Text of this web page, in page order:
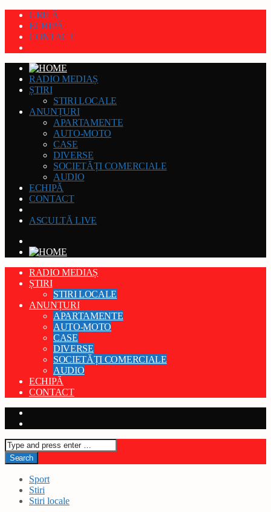
GRILĂ
ECHIPĂ
CONTACT
RADIO MEDIAȘ
ȘTIRI
STIRI LOCALE
ANUNȚURI
APARTAMENTE
AUTO-MOTO
CASE
DIVERSE
SOCIETĂȚI COMERCIALE
AUDIO
ECHIPĂ
CONTACT
ASCULTĂ LIVE
RADIO MEDIAȘ
ȘTIRI
STIRI LOCALE
ANUNȚURI
APARTAMENTE
AUTO-MOTO
CASE
DIVERSE
SOCIETĂȚI COMERCIALE
AUDIO
ECHIPĂ
CONTACT
Sport
Stiri
Stiri locale